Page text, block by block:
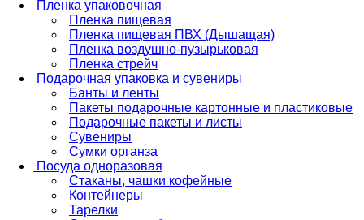
Пленка упаковочная
Пленка пищевая
Пленка пищевая ПВХ (Дышащая)
Пленка воздушно-пузырьковая
Пленка стрейч
Подарочная упаковка и сувениры
Банты и ленты
Пакеты подарочные картонные и пластиковые
Подарочные пакеты и листы
Сувениры
Сумки органза
Посуда одноразовая
Стаканы, чашки кофейные
Контейнеры
Тарелки